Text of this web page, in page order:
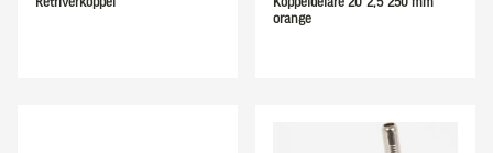
orange